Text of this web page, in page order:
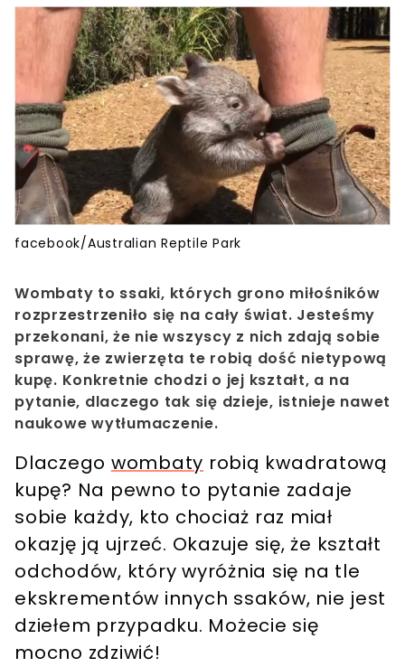
facebook/Australian Reptile Park
Wombaty to ssaki, których grono miłośników
rozprzestrzeniło się na cały świat. Jesteśmy
przekonani, że nie wszyscy z nich zdają sobie
sprawę, że zwierzęta te robią dość nietypową
kupę. Konkretnie chodzi o jej kształt, a na
pytanie, dlaczego tak się dzieje, istnieje nawet
naukowe wytłumaczenie.
Dlaczego wombaty robią kwadratową
kupę? Na pewno to pytanie zadaje
sobie każdy, kto chociaż raz miał
okazję ją ujrzeć. Okazuje się, że kształt
odchodów, który wyróżnia się na tle
ekskrementów innych ssaków, nie jest
dziełem przypadku. Możecie się
mocno zdziwić!